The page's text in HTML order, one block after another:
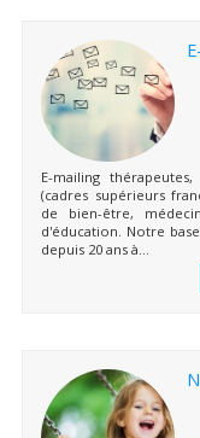
E-mailing
(cadres supérieurs
de bien-être,
d'éducation. Notre
depuis 20 ans à...